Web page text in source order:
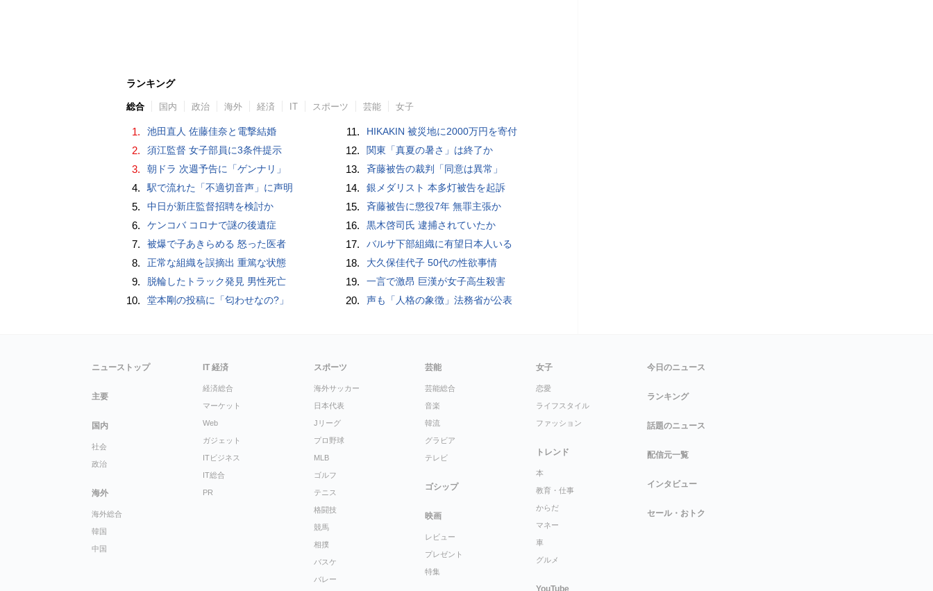
ランキング
総合 国内 政治 海外 経済 IT スポーツ 芸能 女子
1. 池田直人 佐藤佳奈と電撃結婚
2. 須江監督 女子部員に3条件提示
3. 朝ドラ 次週予告に「ゲンナリ」
4. 駅で流れた「不適切音声」に声明
5. 中日が新庄監督招聘を検討か
6. ケンコバ コロナで謎の後遺症
7. 被爆で子あきらめる 怒った医者
8. 正常な組織を誤摘出 重篤な状態
9. 脱輪したトラック発見 男性死亡
10. 堂本剛の投稿に「匂わせなの?」
11. HIKAKIN 被災地に2000万円を寄付
12. 関東「真夏の暑さ」は終了か
13. 斉藤被告の裁判「同意は異常」
14. 銀メダリスト 本多灯被告を起訴
15. 斉藤被告に懲役7年 無罪主張か
16. 黒木啓司氏 逮捕されていたか
17. バルサ下部組織に有望日本人いる
18. 大久保佳代子 50代の性欲事情
19. 一言で激昂 巨漢が女子高生殺害
20. 声も「人格の象徴」法務省が公表
ニューストップ
主要
国内
社会
政治
海外
海外総合
韓国
中国
IT 経済
経済総合
マーケット
Web
ガジェット
ITビジネス
IT総合
PR
スポーツ
海外サッカー
日本代表
Jリーグ
プロ野球
MLB
ゴルフ
テニス
格闘技
競馬
相撲
バスケ
バレー
芸能
芸能総合
音楽
韓流
グラビア
テレビ
ゴシップ
映画
レビュー
プレゼント
特集
女子
恋愛
ライフスタイル
ファッション
トレンド
本
教育・仕事
からだ
マネー
車
グルメ
YouTube
今日のニュース
ランキング
話題のニュース
配信元一覧
インタビュー
セール・おトク